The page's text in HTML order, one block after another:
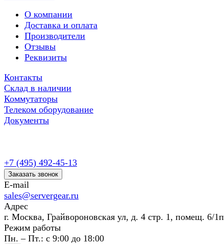
О компании
Доставка и оплата
Производители
Отзывы
Реквизиты
Контакты
Склад в наличии
Коммутаторы
Телеком оборудование
Документы
+7 (495) 492-45-13
Заказать звонок
E-mail
sales@servergear.ru
Адрес
г. Москва, Грайвороновская ул, д. 4 стр. 1, помещ. 6/1п
Режим работы
Пн. – Пт.: с 9:00 до 18:00